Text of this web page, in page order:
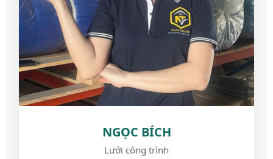
NGỌC BÍCH
Lưới công trình